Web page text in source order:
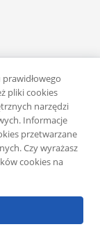
pliki cookies
narzędzi
Informacje
przetwarzane
Czy wyrażasz
cookies na